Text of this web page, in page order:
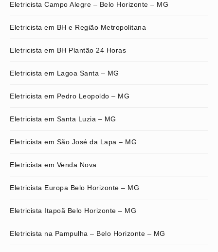
Eletricista Campo Alegre – Belo Horizonte – MG
Eletricista em BH e Região Metropolitana
Eletricista em BH Plantão 24 Horas
Eletricista em Lagoa Santa – MG
Eletricista em Pedro Leopoldo – MG
Eletricista em Santa Luzia – MG
Eletricista em São José da Lapa – MG
Eletricista em Venda Nova
Eletricista Europa Belo Horizonte – MG
Eletricista Itapoã Belo Horizonte – MG
Eletricista na Pampulha – Belo Horizonte – MG